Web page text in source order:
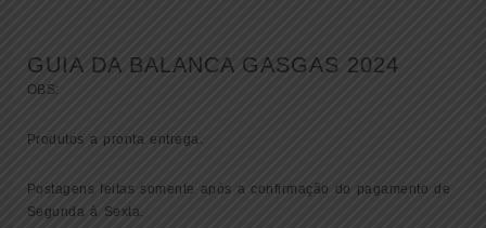
GUIA DA BALANCA GASGAS 2024
OBS:
Produtos a pronta entrega.
Postagens feitas somente após a confirmação do pagamento de
Segunda à Sexta.